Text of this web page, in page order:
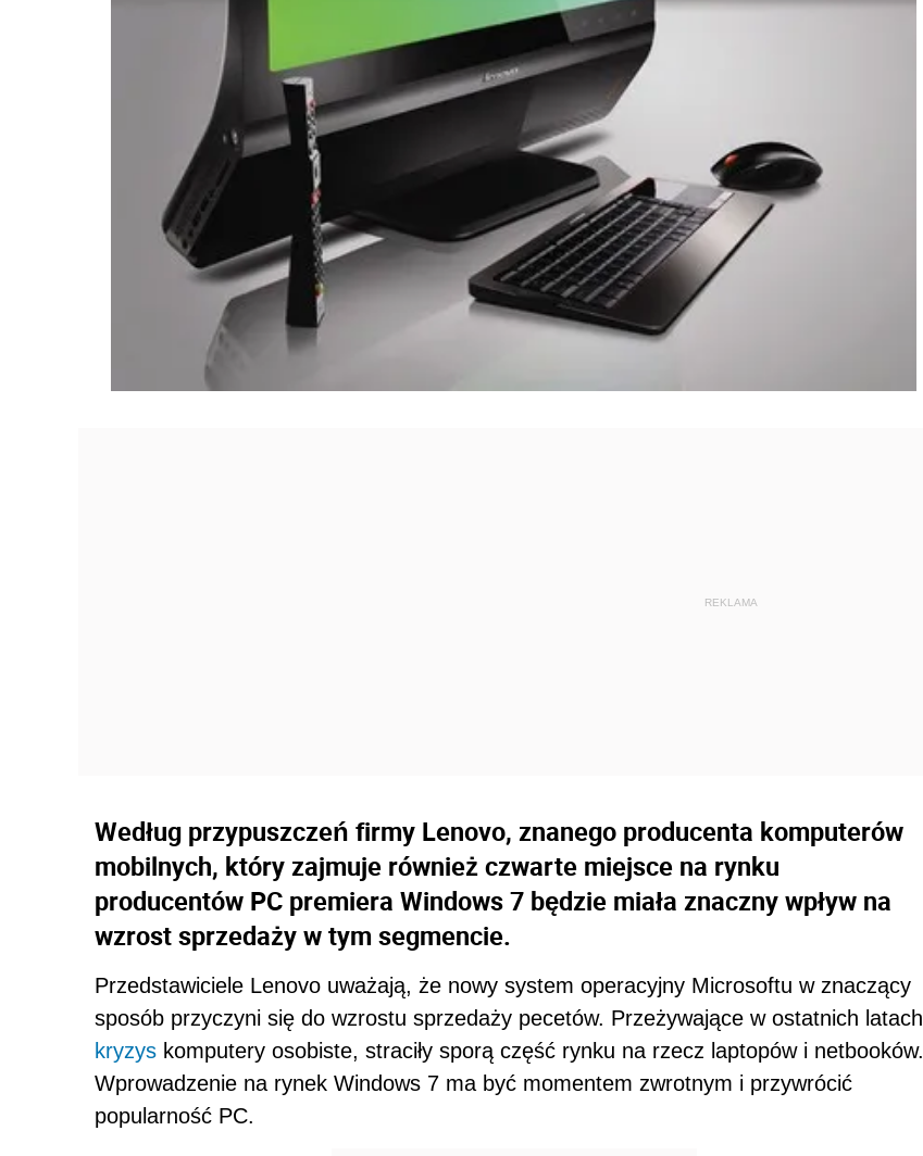
Według przypuszczeń firmy Lenovo, znanego producenta komputerów
mobilnych, który zajmuje również czwarte miejsce na rynku
producentów PC premiera Windows 7 będzie miała znaczny wpływ na
wzrost sprzedaży w tym segmencie.
Przedstawiciele Lenovo uważają, że nowy system operacyjny Microsoftu w znaczący
sposób przyczyni się do wzrostu sprzedaży pecetów. Przeżywające w ostatnich latach
kryzys komputery osobiste, straciły sporą część rynku na rzecz laptopów i netbooków.
Wprowadzenie na rynek Windows 7 ma być momentem zwrotnym i przywrócić
popularność PC.